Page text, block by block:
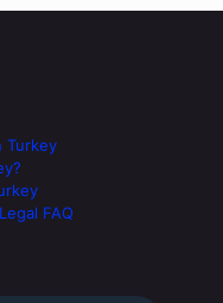
Turkey
FAQ